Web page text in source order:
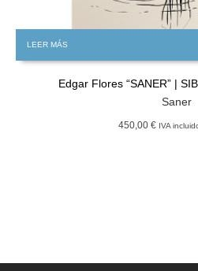
LEER MÁS
Edgar Flores “SANER” |
Saner
450,00 € IVA